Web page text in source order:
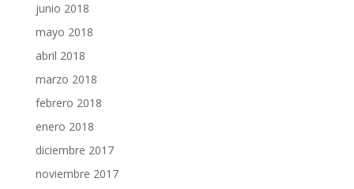
junio 2018
mayo 2018
abril 2018
marzo 2018
febrero 2018
enero 2018
diciembre 2017
noviembre 2017